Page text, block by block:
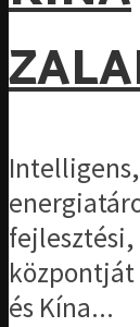
központját
és Kína...